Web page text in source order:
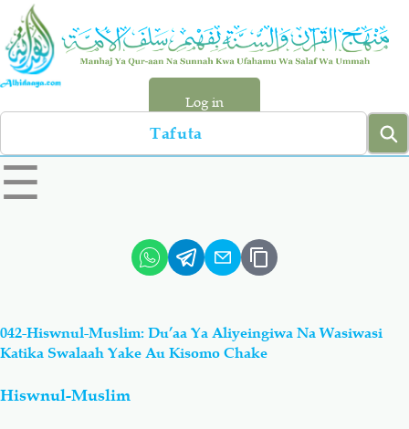
Skip
main
content
Log in
Search
left
sidebar
☰
Hadiyth
Aqiydah Manhaj
Shirki & Kufru
042-Hiswnul-Muslim: Du’aa Ya Aliyeingiwa Na Wasiwasi
Katika Swalaah Yake Au Kisomo Chake
Hiswnul-Muslim